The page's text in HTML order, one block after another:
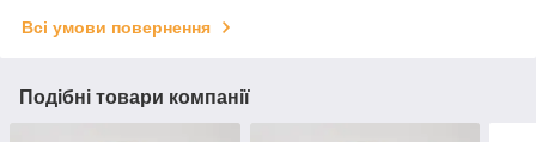
Всі умови повернення
Подібні товари компанії